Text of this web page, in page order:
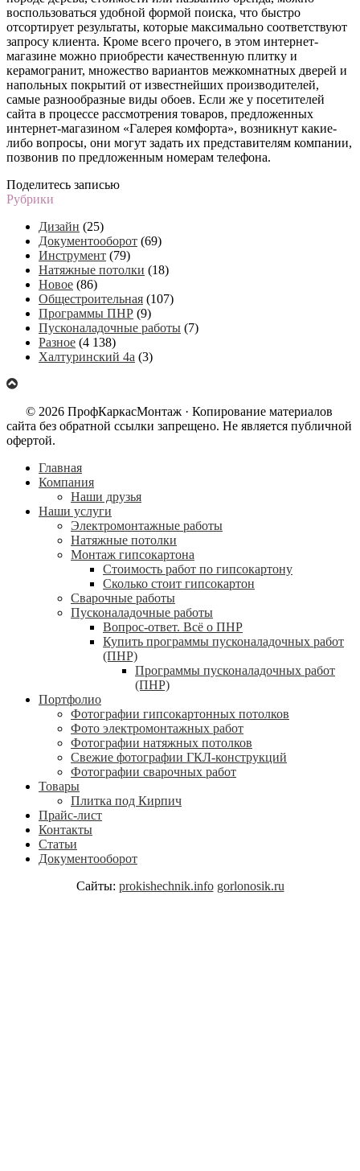
воспользоваться удобной формой поиска, что быстро
отсортирует результаты, которые максимально соответствуют
запросу клиента. Кроме всего прочего, в этом интернет-
магазине можно приобрести качественную плитку и
керамогранит, множество вариантов межкомнатных дверей и
напольных покрытий от известнейших производителей,
самые разнообразные виды обоев. Если же у посетителей
сайта в процессе рассмотрения товаров, предложенных
интернет-магазином «Галерея комфорта», возникнут какие-
либо вопросы, они могут задать их представителям компании,
позвонив по предложенным номерам телефона.
Поделитесь записью
Рубрики
Дизайн (25)
Документооборот (69)
Инструмент (79)
Натяжные потолки (18)
Новое (86)
Общестроительная (107)
Программы ПНР (9)
Пусконаладочные работы (7)
Разное (4 138)
Халтуринский 4а (3)
© 2026 ПрофКаркасМонтаж · Копирование материалов
сайта без обратной ссылки запрещено. Не является публичной
офертой.
Главная
Компания
Наши друзья
Наши услуги
Электромонтажные работы
Натяжные потолки
Монтаж гипсокартона
Стоимость работ по гипсокартону
Сколько стоит гипсокартон
Сварочные работы
Пусконаладочные работы
Вопрос-ответ. Всё о ПНР
Купить программы пусконаладочных работ
(ПНР)
Программы пусконаладочных работ
(ПНР)
Портфолио
Фотографии гипсокартонных потолков
Фото электромонтажных работ
Фотографии натяжных потолков
Свежие фотографии ГКЛ-конструкций
Фотографии сварочных работ
Товары
Плитка под Кирпич
Прайс-лист
Контакты
Статьи
Документооборот
Сайты: prokishechnik.info gorlonosik.ru